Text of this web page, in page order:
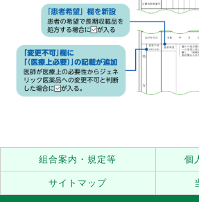
組合案内・規定等 個
サイトマップ